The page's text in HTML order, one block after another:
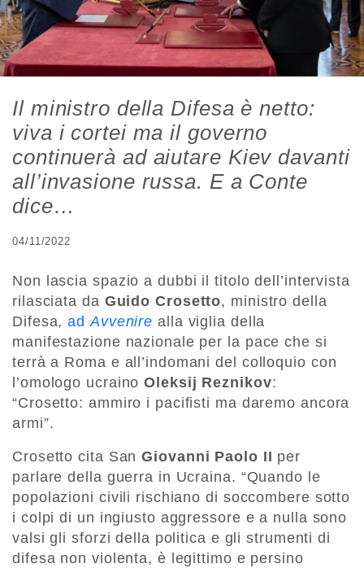
Il ministro della Difesa è netto:
viva i cortei ma il governo
continuerà ad aiutare Kiev davanti
all’invasione russa. E a Conte
dice…
04/11/2022
Non lascia spazio a dubbi il titolo dell’intervista
rilasciata da Guido Crosetto, ministro della
Difesa,adAvvenire alla viglia della
manifestazione nazionale per la pace che si
terrà a Roma e all’indomani del colloquio con
l’omologo ucrainoOleksij Reznikov:
“Crosetto: ammiro i pacifisti ma daremo ancora
armi”.
Crosetto cita SanGiovanni Paolo II per
parlare della guerra in Ucraina. “Quando le
popolazioni civili rischiano di soccombere sotto
i colpi di un ingiusto aggressore e a nulla sono
valsi gli sforzi della politica e gli strumenti di
difesa non violenta, è legittimo e persino